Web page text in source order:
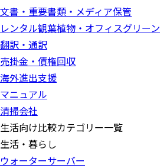
文書・重要書類・メディア保管
レンタル観葉植物・オフィスグリーン
翻訳・通訳
売掛金・債権回収
海外進出支援
マニュアル
清掃会社
生活向け比較カテゴリー一覧
生活・暮らし
ウォーターサーバー